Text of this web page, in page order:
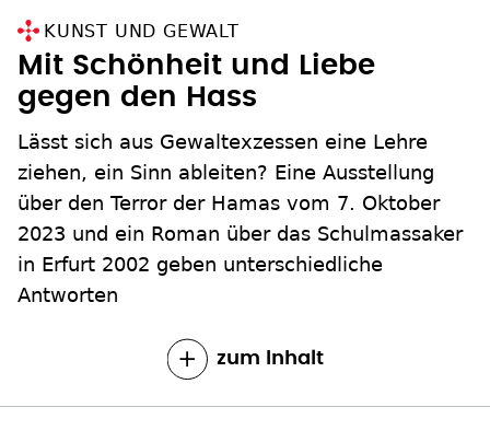
KUNST UND GEWALT
Mit Schönheit und Liebe
gegen den Hass
Lässt sich aus Gewaltexzessen eine Lehre
ziehen, ein Sinn ableiten? Eine Ausstellung
über den Terror der Hamas vom 7. Oktober
2023 und ein Roman über das Schulmassaker
in Erfurt 2002 geben unterschiedliche
Antworten
zum Inhalt